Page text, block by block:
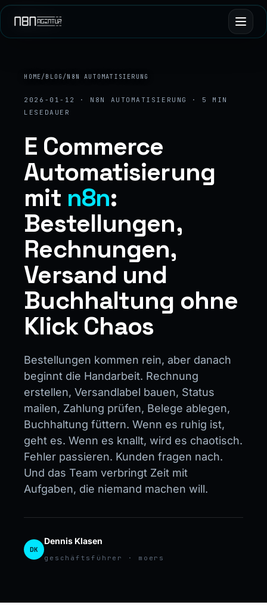
HOME/ BLOG / N8N AUTOMATISIERUNG
2026-01-12 · N8N AUTOMATISIERUNG · 5 MIN
LESEDAUER
E Commerce
Automatisierung
mit n8n:
Bestellungen,
Rechnungen,
Versand und
Buchhaltung ohne
Klick Chaos
Bestellungen kommen rein, aber danach
beginnt die Handarbeit. Rechnung
erstellen, Versandlabel bauen, Status
mailen, Zahlung prüfen, Belege ablegen,
Buchhaltung füttern. Wenn es ruhig ist,
geht es. Wenn es knallt, wird es chaotisch.
Fehler passieren. Kunden fragen nach.
Und das Team verbringt Zeit mit
Aufgaben, die niemand machen will.
DK
Dennis Klasen
geschäftsführer · moers